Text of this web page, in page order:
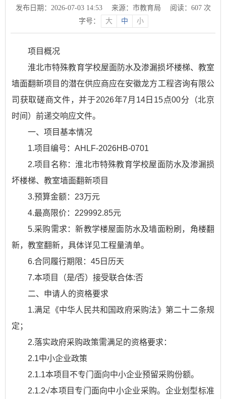
发布日期：2026-07-03 14:53 来源：市教育局 阅读： 607次
字号：
大 中 小
项目概况
淮北市特殊教育学校屋面防水及渗漏损坏楼梯、教室
墙面翻新项目的潜在供应商应在安徽龙方工程咨询有限公
司获取磋商文件，并于2026年7月14日15点00分（北京
时间）前递交响应文件。
一、项目基本情况
1.项目编号：AHLF-2026HB-0701
2.项目名称：淮北市特殊教育学校屋面防水及渗漏损
坏楼梯、教室墙面翻新项目
3.预算金额：23万元
4.最高限价：229992.85元
5.采购需求：新教学楼屋面防水及墙面粉刷，角楼翻
新，教室翻新，具体详见工程量清单。
6.合同履行期限：45日历天
7.本项目（是/否）接受联合体:否
二、申请人的资格要求
1.满足《中华人民共和国政府采购法》第二十二条规
定；
2.落实政府采购政策需满足的资格要求：
2.1中小企业政策
2.1.1本项目不专门面向中小企业预留采购份额。
2.1.2√本项目专门面向中小企业采购。企业划型标准